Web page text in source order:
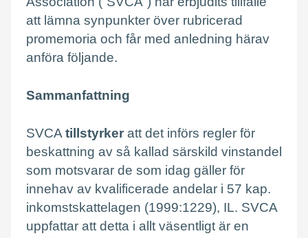
att lämna synpunkter över rubricerad
promemoria och får med anledning härav
anföra följande.
Sammanfattning
SVCA tillstyrker att det införs regler för
beskattning av så kallad särskild vinstandel
som motsvarar de som idag gäller för
innehav av kvalificerade andelar i 57 kap.
inkomstskattelagen (1999:1229), IL. SVCA
uppfattar att detta i allt väsentligt är en